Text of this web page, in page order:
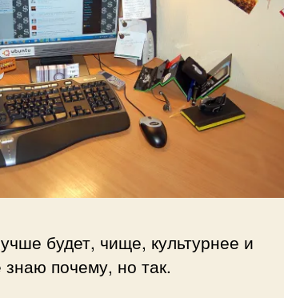
будет, чище, культурнее и
почему, но так.